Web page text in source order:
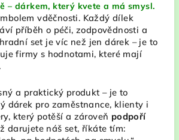
– dárkem, který kvete a má smysl.
vděčnosti. Každý dílek
příběh o péči, zodpovědnosti a
set je víc než jen dárek – je to
firmy s hodnotami, které mají
a praktický produkt – je to
dárek pro zaměstnance, klienty i
který potěší a zároveň podpoří
darujete náš set, říkáte tím: